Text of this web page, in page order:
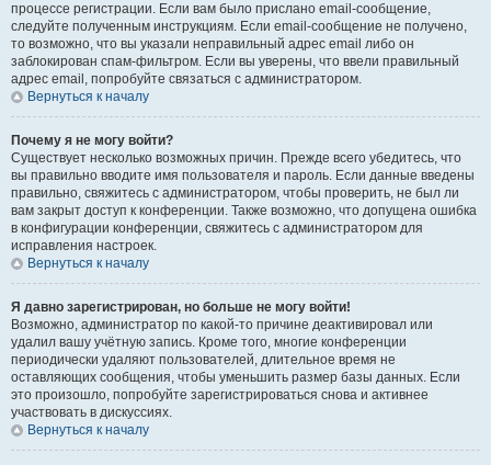
процессе регистрации. Если вам было прислано email-сообщение,
следуйте полученным инструкциям. Если email-сообщение не получено,
то возможно, что вы указали неправильный адрес email либо он
заблокирован спам-фильтром. Если вы уверены, что ввели правильный
адрес email, попробуйте связаться с администратором.
Вернуться к началу
Почему я не могу войти?
Существует несколько возможных причин. Прежде всего убедитесь, что
вы правильно вводите имя пользователя и пароль. Если данные введены
правильно, свяжитесь с администратором, чтобы проверить, не был ли
вам закрыт доступ к конференции. Также возможно, что допущена ошибка
в конфигурации конференции, свяжитесь с администратором для
исправления настроек.
Вернуться к началу
Я давно зарегистрирован, но больше не могу войти!
Возможно, администратор по какой-то причине деактивировал или
удалил вашу учётную запись. Кроме того, многие конференции
периодически удаляют пользователей, длительное время не
оставляющих сообщения, чтобы уменьшить размер базы данных. Если
это произошло, попробуйте зарегистрироваться снова и активнее
участвовать в дискуссиях.
Вернуться к началу